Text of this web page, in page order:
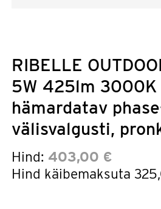
RIBELLE
5W 425lm 3000K
hämardatav
välisvalgusti,
Hind: 403,00 €
Hind käibemaksuta